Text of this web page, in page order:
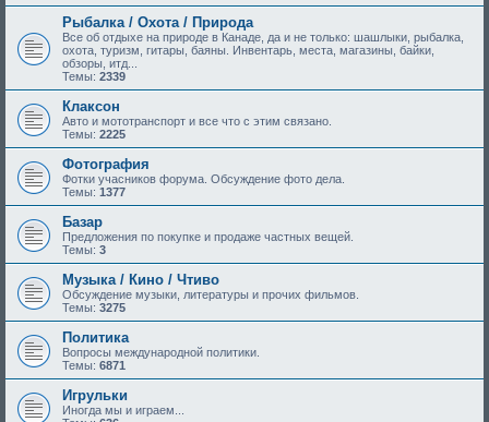
Рыбалка / Охота / Природа
Все об отдыхе на природе в Канаде, да и не только: шашлыки, рыбалка,
охота, туризм, гитары, баяны. Инвентарь, места, магазины, байки,
обзоры, итд...
Темы: 2339
Клаксон
Авто и мототранспорт и все что с этим связано.
Темы: 2225
Фотография
Фотки учасников форума. Обсуждение фото дела.
Темы: 1377
Базар
Предложения по покупке и продаже частных вещей.
Темы: 3
Музыка / Кино / Чтиво
Обсуждение музыки, литературы и прочих фильмов.
Темы: 3275
Политика
Вопросы международной политики.
Темы: 6871
Игрульки
Иногда мы и играем...